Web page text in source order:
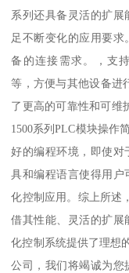
系列还具备灵活的扩
足不断变化的应用要
备的连接需求。，支
等，方便与其他设备进
了更高的可靠性和可维
1500系列PLC模块操作
好的编程环境，即使对
具和编程语言使得用户
化控制应用。综上所述
借其性能、灵活的扩展
化控制系统提供了理想
公司，我们将竭诚为您